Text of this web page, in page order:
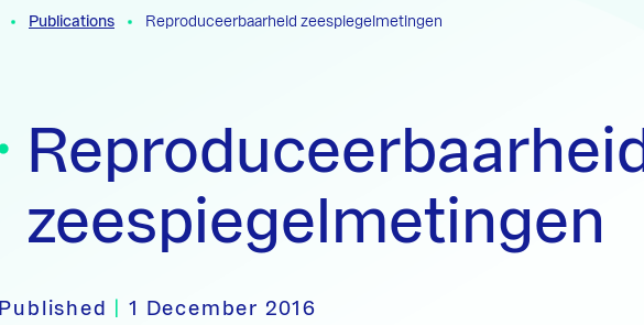
Publications Reproduceerbaarheid zeespiegelmetingen
Reproduceerbaarheid
zeespiegelmetingen
Published
1 December 2016